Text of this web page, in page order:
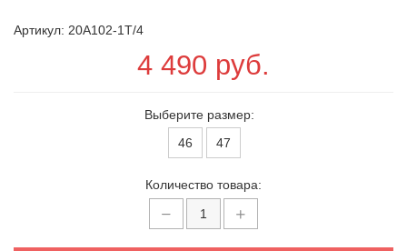
Артикул: 20A102-1T/4
4 490 руб.
Выберите размер:
46
47
Количество товара: